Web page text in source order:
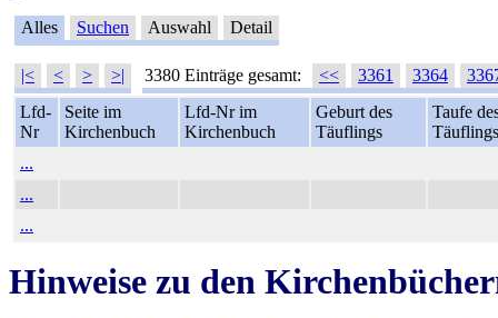
Alles Suchen Auswahl Detail
|< < > >| 3380 Einträge gesamt: << 3361 3364
Lfd-
Nr
Seite im
Kirchenbuch
Lfd-Nr im
Kirchenbuch
Geburt des
Täuflings
Taufe
Täuflings
...
...
...
Hinweise zu den